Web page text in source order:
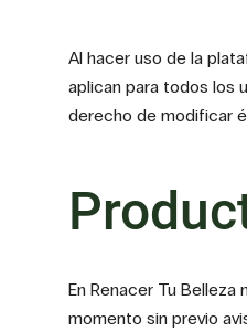
Al hacer uso de la
aplican para todos los
derecho de modificar
En Renacer Tu
momento sin previo